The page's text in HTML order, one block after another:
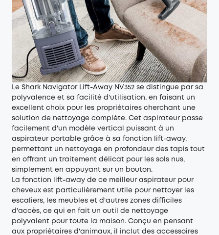
Le Shark Navigator Lift-Away NV352 se distingue par sa
polyvalence et sa facilité d'utilisation, en faisant un
excellent choix pour les propriétaires cherchant une
solution de nettoyage complète. Cet aspirateur passe
facilement d'un modèle vertical puissant à un
aspirateur portable grâce à sa fonction lift-away,
permettant un nettoyage en profondeur des tapis tout
en offrant un traitement délicat pour les sols nus,
simplement en appuyant sur un bouton.
La fonction lift-away de ce meilleur aspirateur pour
cheveux est particulièrement utile pour nettoyer les
escaliers, les meubles et d'autres zones difficiles
d'accès, ce qui en fait un outil de nettoyage
polyvalent pour toute la maison. Conçu en pensant
aux propriétaires d'animaux, il inclut des accessoires